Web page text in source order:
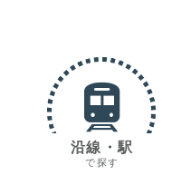
沿線・駅
で探す